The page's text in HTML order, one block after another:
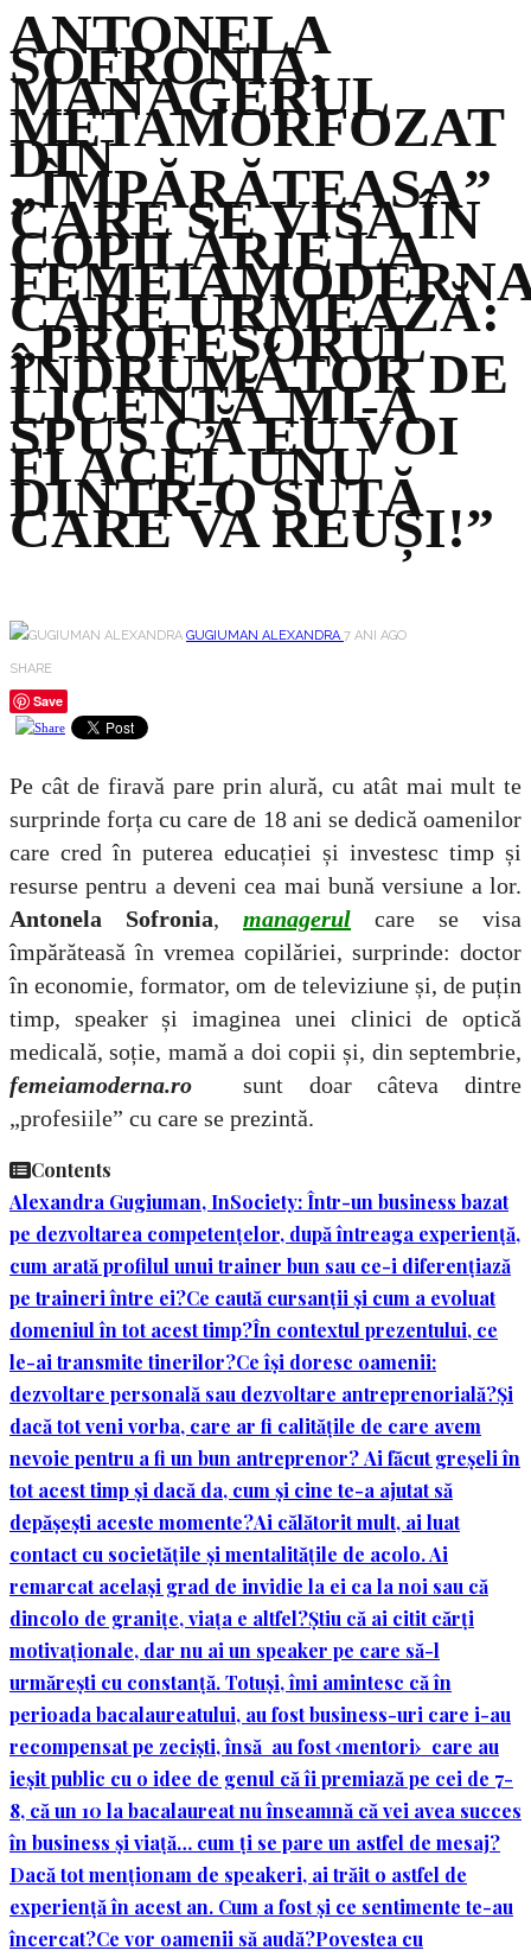
ANTONELA
SOFRONIA,
MANAGERUL
METAMORFOZAT
DIN
„ÎMPĂRĂTEASA”
CARE SE VISA ÎN
COPILĂRIE LA
CARE URMEAZĂ:
„PROFESORUL
ÎNDRUMĂTOR DE
LICENȚĂ MI-A
SPUS CĂ EU VOI
FI ACEL UNU
DINTR-O SUTĂ
CARE VA REUȘI!”
GUGIUMAN ALEXANDRA7 ANI AGO
SHARE
Save
Pe cât de firavă pare prin alură, cu atât mai mult te
surprinde forța cu care de 18 ani se dedică oamenilor
care cred în puterea educației și investesc timp și
resurse pentru a deveni cea mai bună versiune a lor.
Antonela Sofronia, managerul care se visa
împărăteasă în vremea copilăriei, surprinde: doctor
în economie, formator, om de televiziune și, de puțin
timp, speaker și imaginea unei clinici de optică
medicală, soție, mamă a doi copii și, din septembrie,
femeiamoderna.ro sunt doar câteva dintre
„profesiile” cu care se prezintă.
Contents
Alexandra Gugiuman, InSociety: Într-un business bazat
pe dezvoltarea competențelor, după întreaga experiență,
cum arată profilul unui trainer bun sau ce-i diferențiază
pe traineri între ei?Ce caută cursanții și cum a evoluat
domeniul în tot acest timp?În contextul prezentului, ce
le-ai transmite tinerilor?Ce își doresc oamenii:
dezvoltare personală sau dezvoltare antreprenorială?Și
dacă tot veni vorba, care ar fi calitățile de care avem
nevoie pentru a fi un bun antreprenor?Ai făcut greșeli în
tot acest timp și dacă da, cum și cine te-a ajutat să
depășești aceste momente?Ai călătorit mult, ai luat
contact cu societățile și mentalitățile de acolo. Ai
remarcat același grad de invidie la ei ca la noi sau că
dincolo de granițe, viața e altfel?Știu că ai citit cărți
motivaționale, dar nu ai un speaker pe care să-l
urmărești cu constanță. Totuși, îmi amintesc că în
perioada bacalaureatului, au fost business-uri care i-au
recompensat pe zeciști, însă au fost ‹mentori› care au
ieșit public cu o idee de genul că îi premiază pe cei de 7-
8, că un 10 la bacalaureat nu înseamnă că vei avea succes
în business și viață… cum ți se pare un astfel de mesaj?
Dacă tot menționam de speakeri, ai trăit o astfel de
experiență în acest an. Cum a fost și ce sentimente te-au
încercat?Ce vor oamenii să audă?Povestea cu